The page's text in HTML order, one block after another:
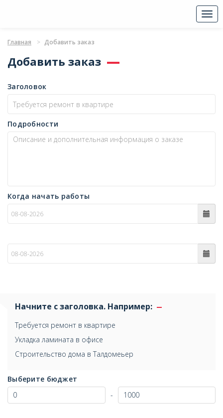
Главная Добавить заказ
Добавить заказ
Заголовок
Подробности
Когда начать работы
c
по
Начните с заголовка. Например:
Требуется ремонт в квартире
Укладка ламината в офисе
Строительство дома в Талдомеьер
Выберите бюджет
-